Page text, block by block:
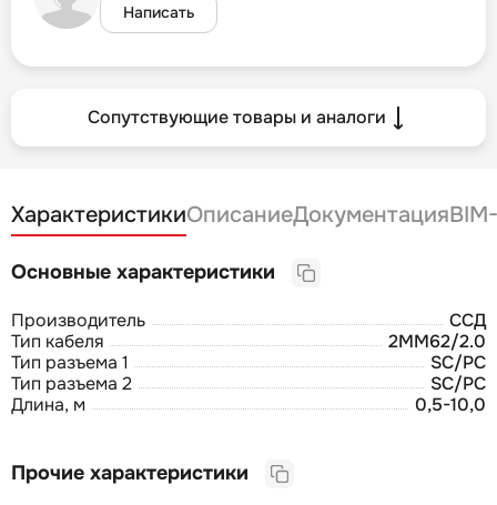
Написать
Сопутствующие товары и аналоги
ХарактеристикиОписаниеДокументация
Основные характеристики
Производитель
ССД
Тип кабеля
2MM62/2.0
Тип разъема 1
SC/PC
Тип разъема 2
SC/PC
Длина, м
0,5-10,0
Прочие характеристики